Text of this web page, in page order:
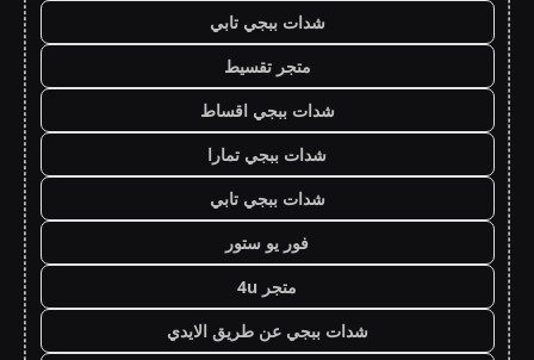
شدات ببجي تابي
متجر تقسيط
شدات ببجي اقساط
شدات ببجي تمارا
شدات ببجي تابي
فور يو ستور
متجر 4u
شدات ببجي عن طريق الايدي